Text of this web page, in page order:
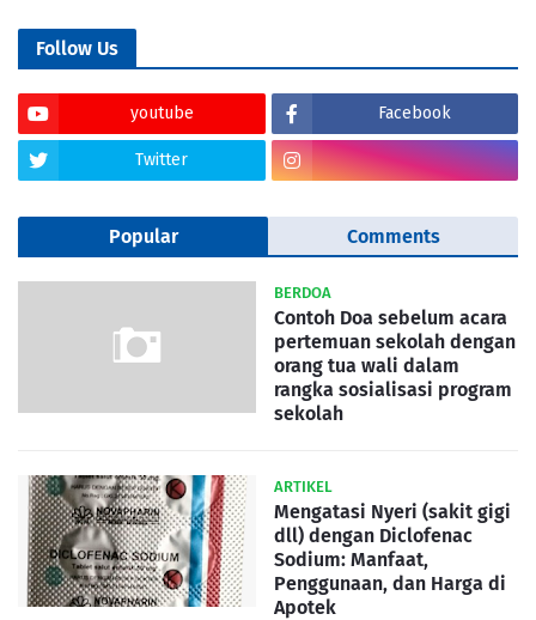
Follow Us
youtube Facebook
Twitter
Popular Comments
BERDOA
Contoh Doa sebelum acara
pertemuan sekolah dengan
orang tua wali dalam
rangka sosialisasi program
sekolah
ARTIKEL
Mengatasi Nyeri (sakit gigi
dll) dengan Diclofenac
Sodium: Manfaat,
Penggunaan, dan Harga di
Apotek